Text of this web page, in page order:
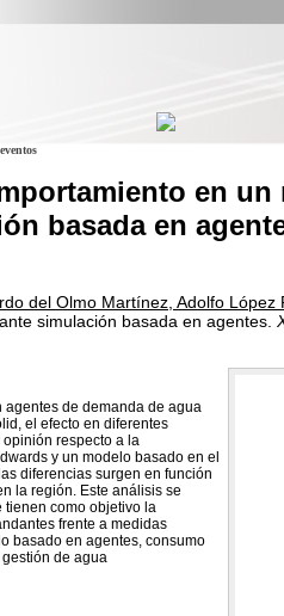
en un
basada en
del Olmo Martínez, Adolfo López
simulación basada en agentes.
agentes de demanda de agua
el efecto en diferentes
respecto a la
y un modelo basado en el
diferencias surgen en función
la región. Este análisis se
tienen como objetivo la
frente a medidas
basado en agentes, consumo
de agua